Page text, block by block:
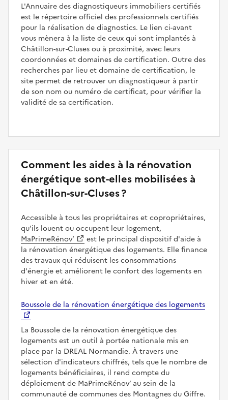
L'Annuaire des diagnostiqueurs immobiliers certifiés
est le répertoire officiel des professionnels certifiés
pour la réalisation de diagnostics. Le lien ci-avant
vous mènera à la liste de ceux qui sont implantés à
Châtillon-sur-Cluses ou à proximité, avec leurs
coordonnées et domaines de certification. Outre des
recherches par lieu et domaine de certification, le
site permet de retrouver un diagnostiqueur à partir
de son nom ou numéro de certificat, pour vérifier la
validité de sa certification.
Comment les aides à la rénovation
énergétique sont-elles mobilisées à
Châtillon-sur-Cluses ?
Accessible à tous les propriétaires et copropriétaires,
qu'ils louent ou occupent leur logement,
MaPrimeRénov’
est le principal dispositif d'aide à
la rénovation énergétique des logements. Elle finance
des travaux qui réduisent les consommations
d'énergie et améliorent le confort des logements en
hiver et en été.
Boussole de la rénovation énergétique des logements
La Boussole de la rénovation énergétique des
logements est un outil à portée nationale mis en
place par la DREAL Normandie. À travers une
sélection d'indicateurs chiffrés, tels que le nombre de
logements bénéficiaires, il rend compte du
déploiement de MaPrimeRénov’ au sein de la
communauté de communes des Montagnes du Giffre.